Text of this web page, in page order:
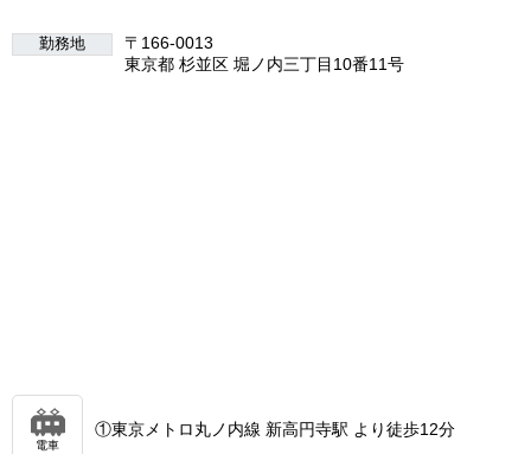
勤務地
〒166-0013
東京都 杉並区 堀ノ内三丁目10番11号
電車
①東京メトロ丸ノ内線 新高円寺駅 より徒歩12分